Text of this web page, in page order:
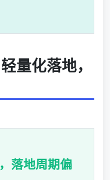
量化落地，
落地周期偏